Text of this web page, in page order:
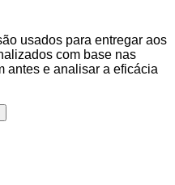
usados para entregar aos
com base nas
antes e analisar a eficácia